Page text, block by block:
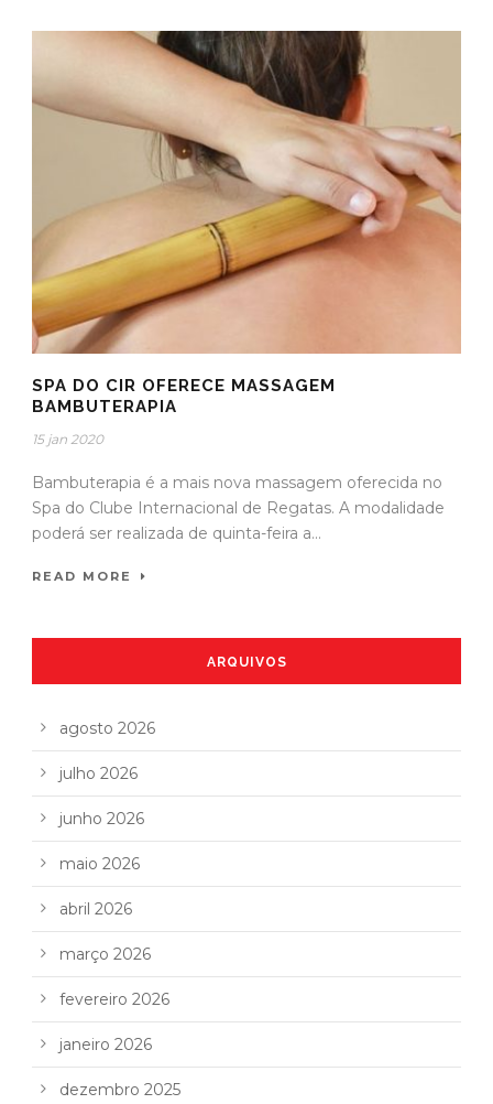
SPA DO CIR OFERECE MASSAGEM
BAMBUTERAPIA
15 jan 2020
Bambuterapia é a mais nova massagem oferecida no
Spa do Clube Internacional de Regatas. A modalidade
poderá ser realizada de quinta-feira a...
READ MORE
ARQUIVOS
agosto 2026
julho 2026
junho 2026
maio 2026
abril 2026
março 2026
fevereiro 2026
janeiro 2026
dezembro 2025